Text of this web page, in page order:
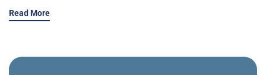
Read More